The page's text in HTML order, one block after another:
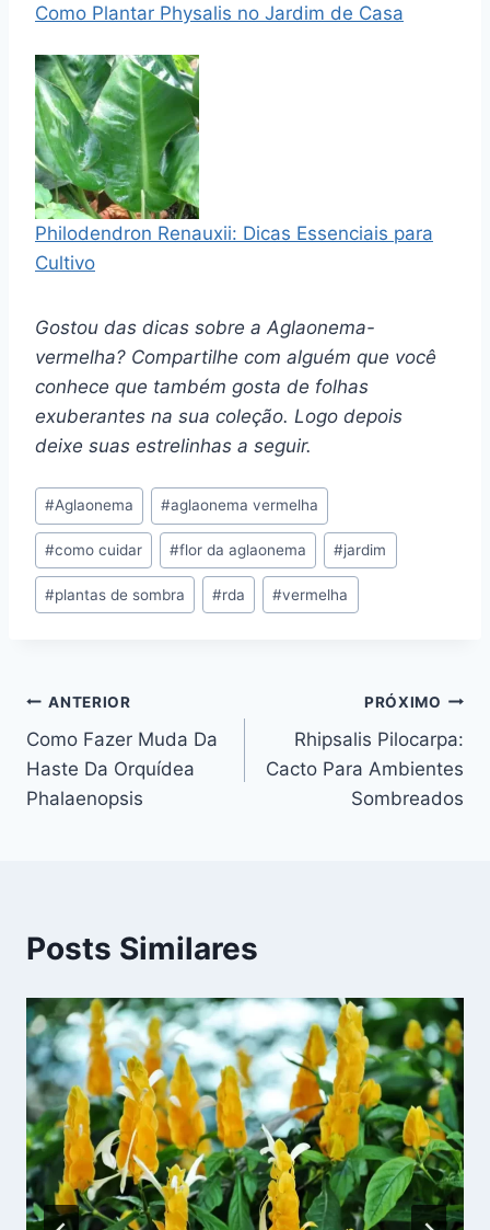
Como Plantar Physalis no Jardim de Casa
Philodendron Renauxii: Dicas Essenciais para
Cultivo
Gostou das dicas sobre a Aglaonema-
vermelha? Compartilhe com alguém que você
conhece que também gosta de folhas
exuberantes na sua coleção. Logo depois
deixe suas estrelinhas a seguir.
Tags
do
Post:
#Aglaonema #aglaonema vermelha
#como cuidar #flor da aglaonema #jardim
#plantas de sombra #rda #vermelha
Navegação
de
Post
ANTERIOR
Como Fazer Muda Da
Haste Da Orquídea
Phalaenopsis
PRÓXIMO
Rhipsalis Pilocarpa:
Cacto Para Ambientes
Sombreados
Posts Similares